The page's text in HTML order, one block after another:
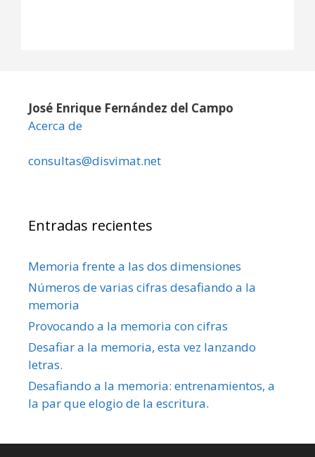
José Enrique Fernández del Campo
Acerca de
consultas@disvimat.net
Entradas recientes
Memoria frente a las dos dimensiones
Números de varias cifras desafiando a la
memoria
Provocando a la memoria con cifras
Desafiar a la memoria, esta vez lanzando
letras.
Desafiando a la memoria: entrenamientos, a
la par que elogio de la escritura.